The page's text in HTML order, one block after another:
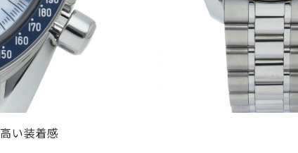
い装着感